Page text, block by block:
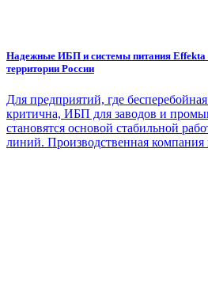
Надежные ИБП и системы питания Effekta
территории России
Для предприятий, где
критична, ИБП для заводов и
становятся основой стабильной
линий. Производственная компания